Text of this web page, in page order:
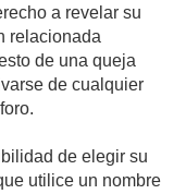
a revelar su
relacionada
de una queja
de cualquier
de elegir su
utilice un nombre